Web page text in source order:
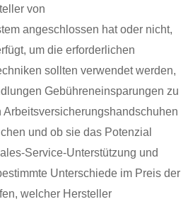
von
angeschlossen hat oder nicht,
um die erforderlichen
sollten verwendet werden,
Gebühreneinsparungen zu
und ob sie das Potenzial
Service-Unterstützung und
Unterschiede im Preis der
welcher Hersteller